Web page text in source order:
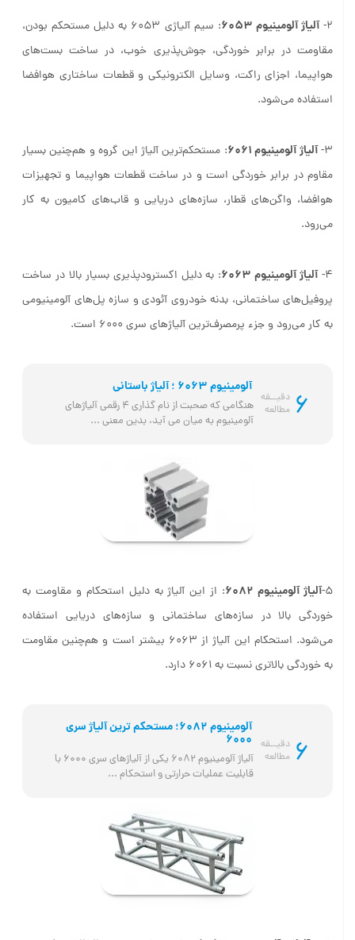
2- آلیاژ آلومینیوم 6053
: سیم آلیاژی 6053 به دلیل مستحکم بودن،
مقاومت در برابر خوردگی، جوش‌پذیری خوب، در ساخت بست‌های
هواپیما، اجزای راکت، وسایل الکترونیکی و قطعات ساختاری هوافضا
استفاده می‌شود.
3- آلیاژ آلومینیوم 6061
: مستحکم‌ترین آلیاژ این گروه و هم‌چنین بسیار
مقاوم در برابر خوردگی است و در ساخت قطعات هواپیما و تجهیزات
هوا‌فضا، واگن‌های قطار، سازه‌های دریایی و قاب‌های کامیون به کار
می‌رود.
4- آلیاژ آلومینیوم 6063
: به دلیل اکسترودپذیری بسیار بالا در ساخت
پروفیل‌های ساختمانی، بدنه خودروی آئودی و سازه پل‌های آلومینیومی
به کار می‌رود و جزء پرمصرف‌ترین آلیاژهای سری 6000 است.
6 دقیــقه
مطالعه
آلومینیوم 6063 ؛ آلیاژ باستانی
آلومینیوم به میان می آید، بدین معنی ...
5- آلیاژ آلومینیوم 6082
: از این آلیاژ به دلیل استحکام و مقاومت به
خوردگی بالا در سازه‌های ساختمانی و سازه‌های دریایی استفاده
می‌شود. استحکام این آلیاژ از 6063 بیشتر است و هم‌چنین مقاومت
به خوردگی بالاتری نسبت به 6061 دارد.
6 دقیــقه
مطالعه
آلومینیوم 6082؛ مستحکم ترین آلیاژ سری
6000
قابلیت عملیات حرارتی و استحکام ...